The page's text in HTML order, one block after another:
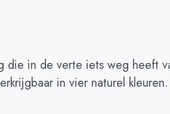
die in de verte iets weg heeft
in vier naturel kleuren.